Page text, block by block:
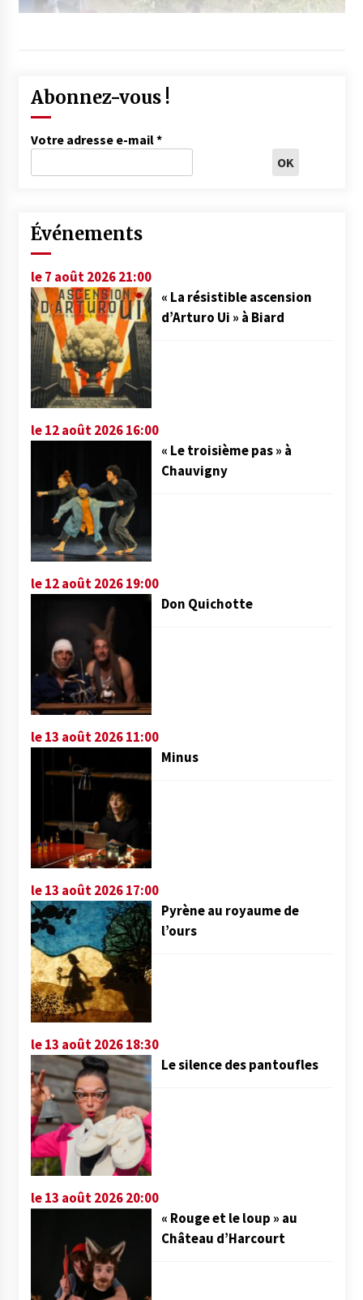
Abonnez-vous !
Votre adresse e-mail*
Événements
le 7 août 2026 21:00
« La résistible ascension
d’Arturo Ui » à Biard
le 12 août 2026 16:00
« Le troisième pas » à
Chauvigny
le 12 août 2026 19:00
Don Quichotte
le 13 août 2026 11:00
Minus
le 13 août 2026 17:00
Pyrène au royaume de
l’ours
le 13 août 2026 18:30
Le silence des pantoufles
le 13 août 2026 20:00
« Rouge et le loup » au
Château d’Harcourt